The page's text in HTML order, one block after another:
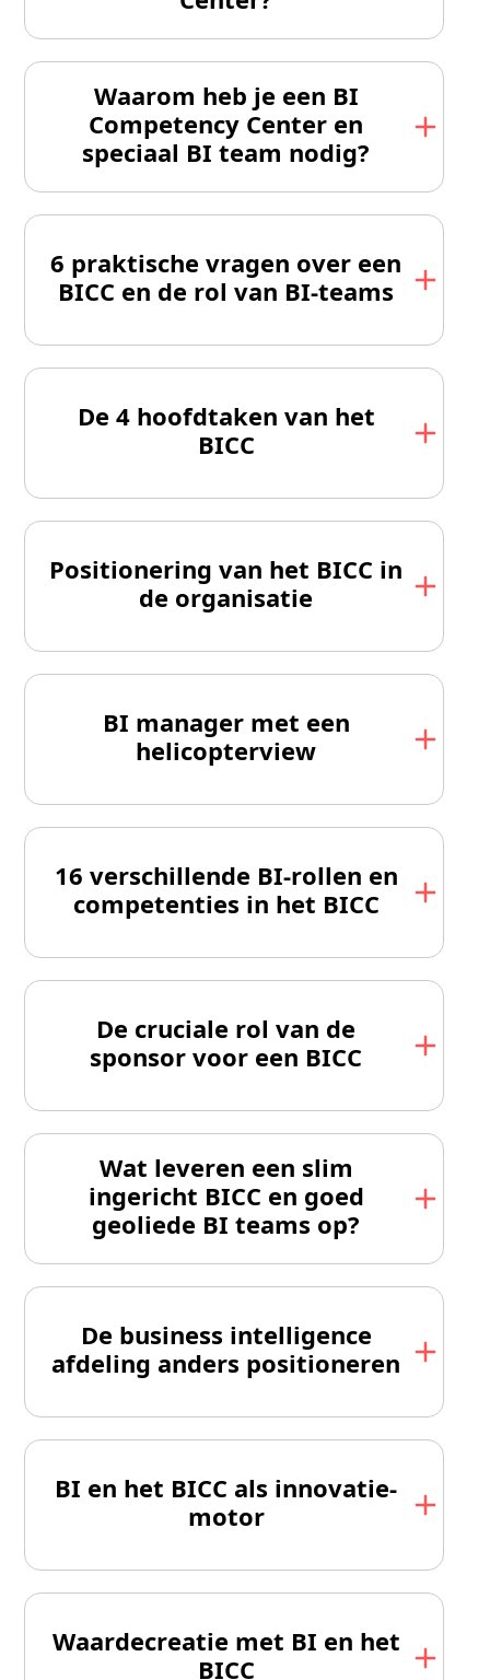
Waarom heb je een BI
Competency Center en
speciaal BI team nodig?
6 praktische vragen over een
BICC en de rol van BI-teams
De 4 hoofdtaken van het
BICC
Positionering van het BICC in
de organisatie
BI manager met een
helicopter­view
16 verschillende BI-rollen en
competenties in het BICC
De cruciale rol van de
sponsor voor een BICC
Wat leveren een slim
ingericht BICC en goed
geoliede BI teams op?
De business intelligence
afdeling anders positioneren
BI en het BICC als innovatie-
motor
Waardecreatie met BI en het
BICC